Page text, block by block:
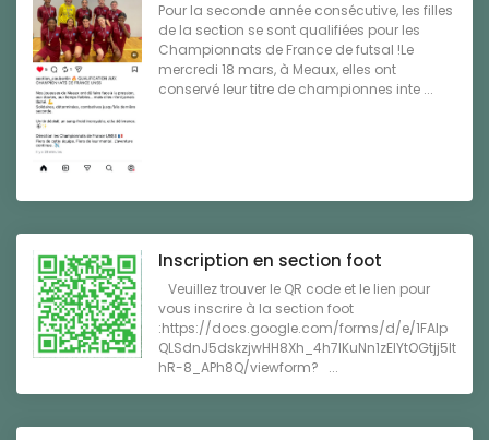
Pour la seconde année consécutive, les filles
de la section se sont qualifiées pour les
Championnats de France de futsal !Le
mercredi 18 mars, à Meaux, elles ont
conservé leur titre de championnes inte ...
Inscription en section foot
Veuillez trouver le QR code et le lien pour
vous inscrire à la section foot
:https://docs.google.com/forms/d/e/1FAIp
QLSdnJ5dskzjwHH8Xh_4h7IKuNn1zEIYtOGtjj5lt
hR-8_APh8Q/viewform? ...